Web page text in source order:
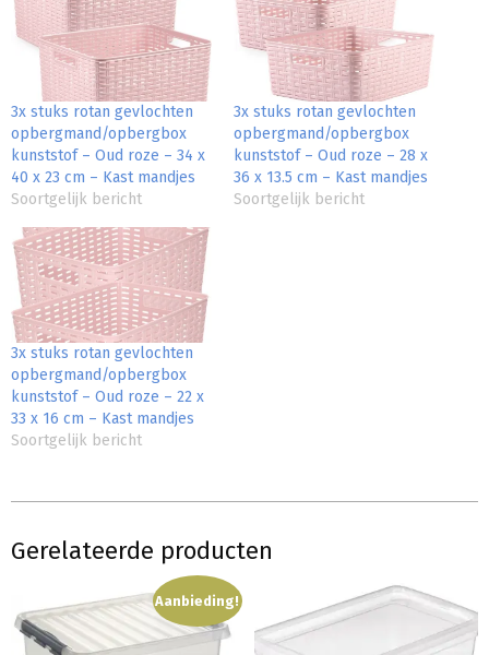
3x stuks rotan gevlochten
opbergmand/opbergbox
kunststof – Oud roze – 34 x
40 x 23 cm – Kast mandjes
Soortgelijk bericht
3x stuks rotan gevlochten
opbergmand/opbergbox
kunststof – Oud roze – 28 x
36 x 13.5 cm – Kast mandjes
Soortgelijk bericht
3x stuks rotan gevlochten
opbergmand/opbergbox
kunststof – Oud roze – 22 x
33 x 16 cm – Kast mandjes
Soortgelijk bericht
Gerelateerde producten
Aanbieding!